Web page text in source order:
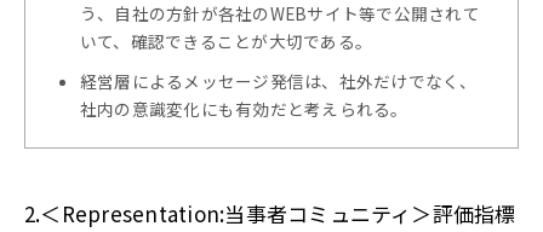
う、自社の方針が各社のWEBサイト等で公開されて
いて、確認できることが大切である。
経営層によるメッセージ発信は、社外だけでなく、
社内の意識変化にも有効だと考えられる。
2.＜Representation:当事者コミュニティ＞評価指標